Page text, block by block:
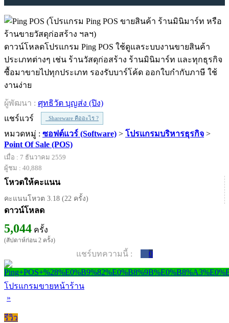
ดาวน์โหลดโปรแกรม Ping POS ใช้ดูแลระบบงานขายสินค้า
ประเภทต่างๆ เช่น ร้านวัสดุก่อสร้าง ร้านมินิมาร์ท และทุกธุรกิจ
ซื้อมาขายไปทุกประเภท รองรับบาร์โค้ด ออกใบกำกับภาษี ใช้
งานง่าย
ผู้พัฒนา : ศุทธิวัต บุญส่ง (ปิง)
แชร์แวร์
Shareware คืออะไร ?
หมวดหมู่ : ซอฟต์แวร์ (Software) > โปรแกรมบริหารธุรกิจ >
Point Of Sale (POS)
เมื่อ : 7 ธันวาคม 2559
ผู้ชม : 40,888
โหวตให้คะแนน
คะแนนโหวต 3.18 (22 ครั้ง)
ดาวน์โหลด
5,044 ครั้ง
(สัปดาห์ก่อน 2 ครั้ง)
แชร์บทความนี้ : 0
โปรแกรมขายหน้าร้าน
»
รีวิว